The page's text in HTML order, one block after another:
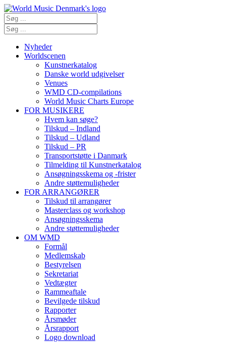
Nyheder
Worldscenen
Kunstnerkatalog
Danske world udgivelser
Venues
WMD CD-compilations
World Music Charts Europe
FOR MUSIKERE
Hvem kan søge?
Tilskud – Indland
Tilskud – Udland
Tilskud – PR
Transportstøtte i Danmark
Tilmelding til Kunstnerkatalog
Ansøgningsskema og -frister
Andre støttemuligheder
FOR ARRANGØRER
Tilskud til arrangører
Masterclass og workshop
Ansøgningsskema
Andre støttemuligheder
OM WMD
Formål
Medlemskab
Bestyrelsen
Sekretariat
Vedtægter
Rammeaftale
Bevilgede tilskud
Rapporter
Årsmøder
Årsrapport
Logo download